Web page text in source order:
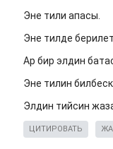
Эне тили апасы.
Эне тилде
Ар бир элдин
Эне тилин
Элдин тийсин
ЦИТИРОВАТЬ